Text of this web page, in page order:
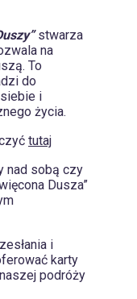
stwarza
na
To
do
i
życia.
tutaj
nad sobą czy
Dusza”
i
karty
podróży